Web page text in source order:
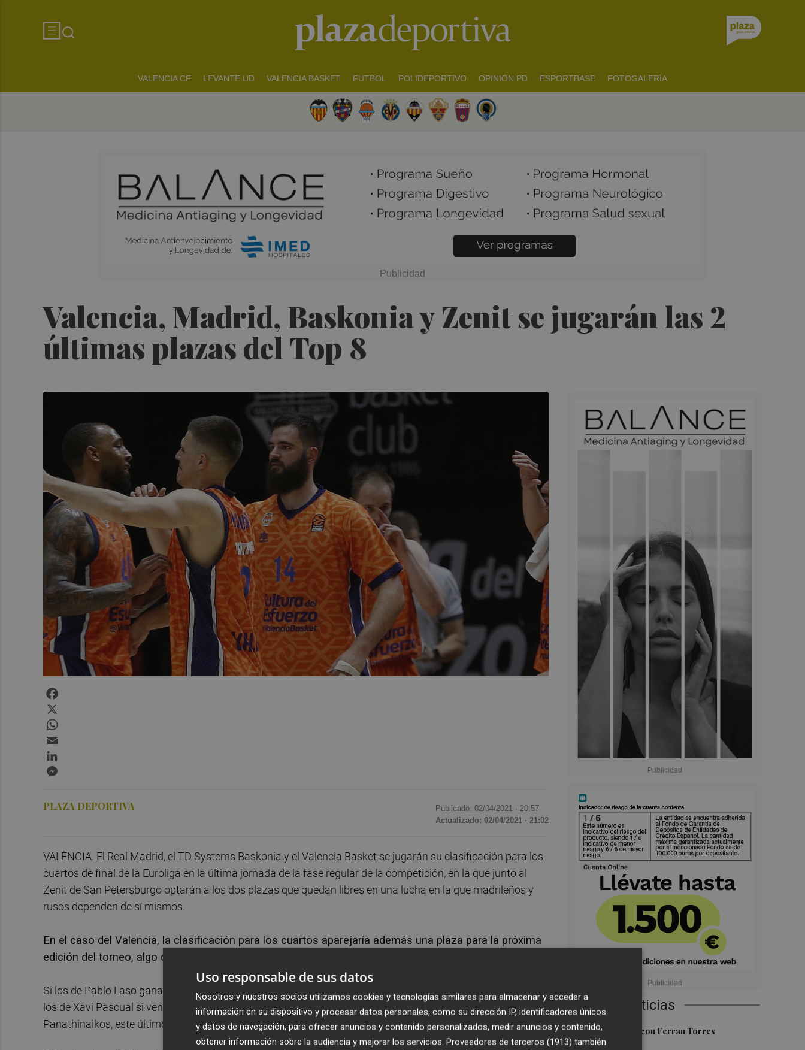
VALENCIA CF LEVANTE UD VALENCIA BASKET FUTBOL POLIDEPORTIVO OPINIÓN PD ESPORTBASE FOTOGALERÍA
Valencia, Madrid, Baskonia y Zenit se jugarán las 2
últimas plazas del Top 8
Últimas Noticias
1Foios se vuelca con Ferran Torres
PLAZA DEPORTIVA Publicado: 02/04/2021 · 20:57
Actualizado: 02/04/2021 · 21:02
VALÈNCIA. El Real Madrid, el TD Systems Baskonia y el Valencia Basket se jugarán su clasificación para los
cuartos de final de la Euroliga en la última jornada de la fase regular de la competición, en la que junto al
Zenit de San Petersburgo optarán a los dos plazas que quedan libres en una lucha en la que madrileños y
rusos dependen de sí mismos.
En el caso del Valencia, la clasificación para los cuartos aparejaría además una plaza para la próxima
edición del torneo, algo que los otros dos clubes españoles tienen garantizado.
Si los de Pablo Laso ganan en la pista del Fenerbahce en la última jornada se clasificarán, igual que harán
los de Xavi Pascual si vencen los partidos que deben disputar en su pista ante el Maccabi Tel Aviv y el
Panathinaikos, este último con la fase regular ya acabada.
Uso responsable de sus datos
Nosotros y nuestros socios utilizamos cookies y tecnologías similares para almacenar y acceder a
información en su dispositivo y procesar datos personales, como su dirección IP, identificadores únicos
y datos de navegación, para ofrecer anuncios y contenido personalizados, medir anuncios y contenido,
obtener información sobre la audiencia y mejorar los servicios. Proveedores de terceros (1913) también